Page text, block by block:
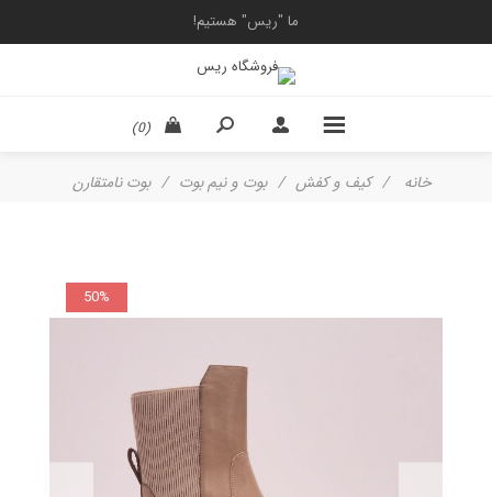
ما "ریس" هستیم!
(0)
خانه / کیف و کفش / بوت و نیم بوت / بوت نامتقارن
50%